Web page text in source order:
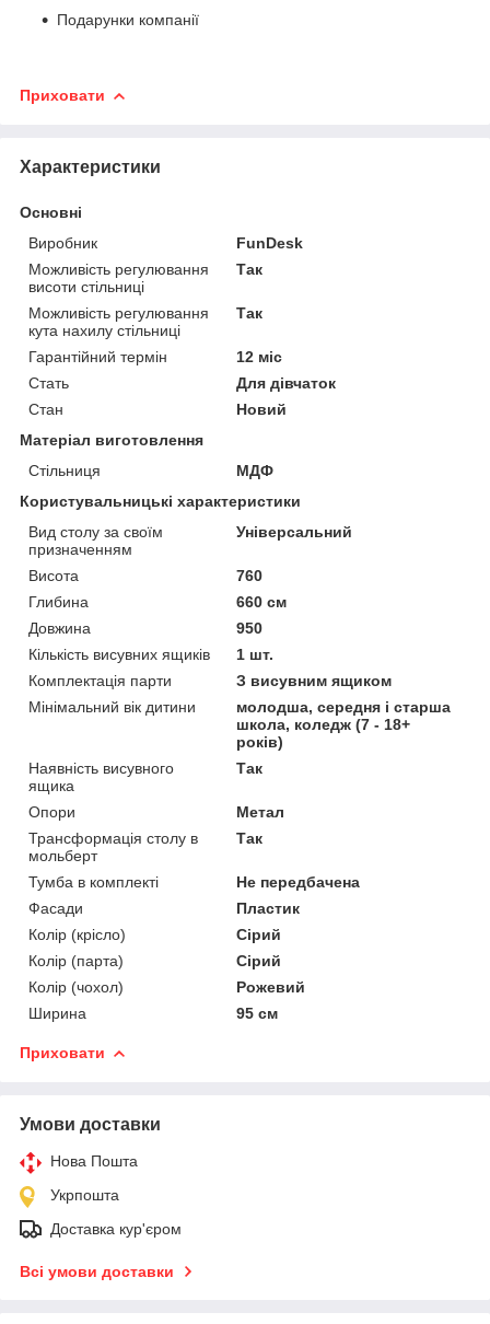
Подарунки компанії
Приховати
Характеристики
Основні
Виробник
FunDesk
Можливість регулювання
висоти стільниці
Так
Можливість регулювання
кута нахилу стільниці
Так
Гарантійний термін
12 міс
Стать
Для дівчаток
Стан
Новий
Матеріал виготовлення
Стільниця
МДФ
Користувальницькі характеристики
Вид столу за своїм
призначенням
Універсальний
Висота
760
Глибина
660 см
Довжина
950
Кількість висувних ящиків
1 шт.
Комплектація парти
З висувним ящиком
Мінімальний вік дитини
молодша, середня і старша
школа, коледж (7 - 18+
років)
Наявність висувного
ящика
Так
Опори
Метал
Трансформація столу в
мольберт
Так
Тумба в комплекті
Не передбачена
Фасади
Пластик
Колір (крісло)
Сірий
Колір (парта)
Сірий
Колір (чохол)
Рожевий
Ширина
95 см
Приховати
Умови доставки
Нова Пошта
Укрпошта
Доставка кур'єром
Всі умови доставки